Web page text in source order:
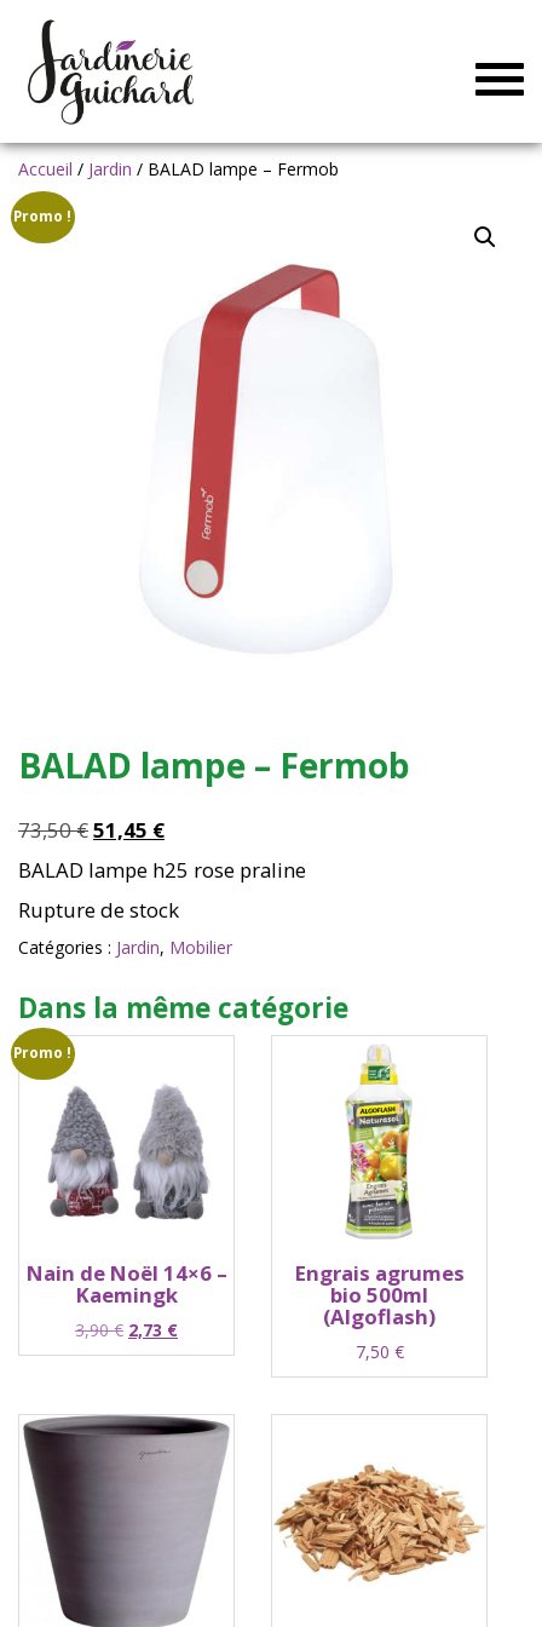
Accueil / Jardin / BALAD lampe – Fermob
Promo !
BALAD lampe – Fermob
73,50€Le
prix
initial
était :
73,50 €.
51,45 €Le
prix
actuel
est :
51,45 €.
BALAD lampe h25 rose praline
Rupture de stock
Catégories : Jardin, Mobilier
Dans la même catégorie
Promo !
Nain de Noël 14×6 –
Kaemingk
3,90€ Le
prix
3,90 €.
2,73 €Le
prix
2,73 €.
Engrais agrumes
bio 500ml
(Algoflash)
7,50 €